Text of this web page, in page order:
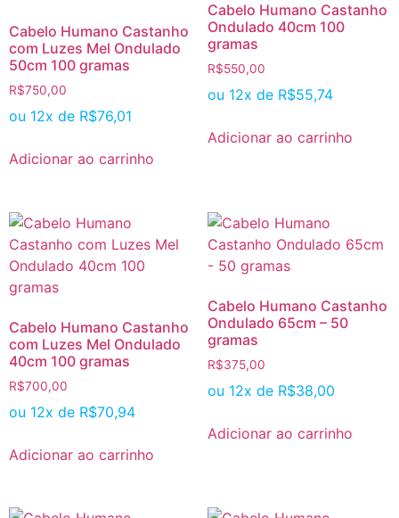
Cabelo Humano Castanho
com Luzes Mel Ondulado
50cm 100 gramas
R$750,00
ou 12x de R$76,01
Adicionar ao carrinho
Cabelo Humano Castanho
Ondulado 40cm 100
gramas
R$550,00
ou 12x de R$55,74
Adicionar ao carrinho
Cabelo Humano Castanho
com Luzes Mel Ondulado
40cm 100 gramas
R$700,00
ou 12x de R$70,94
Adicionar ao carrinho
Cabelo Humano Castanho
Ondulado 65cm – 50
gramas
R$375,00
ou 12x de R$38,00
Adicionar ao carrinho